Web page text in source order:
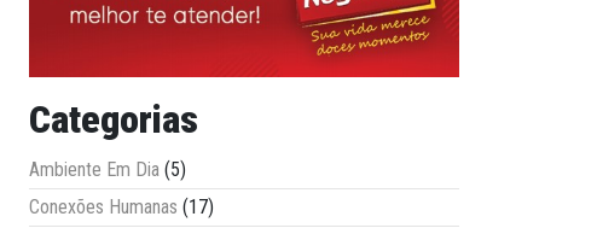
Categorias
Ambiente Em Dia (5)
Conexões Humanas (17)